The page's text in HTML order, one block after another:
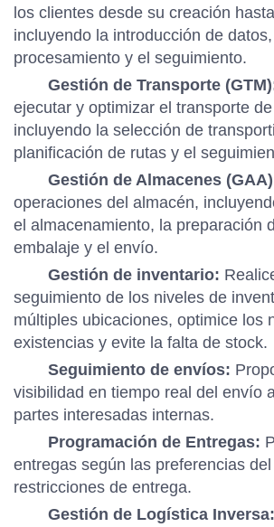
los clientes desde su creación
incluyendo la introducción de datos,
procesamiento y el seguimiento.
Gestión de Transporte
ejecutar y optimizar el transporte
incluyendo la selección de
planificación de rutas y el
Gestión de Almacenes
operaciones del almacén,
el almacenamiento, la preparación
embalaje y el envío.
Gestión de inventario:
seguimiento de los niveles de
múltiples ubicaciones, optimice los
existencias y evite la falta de stock.
Seguimiento de envíos:
visibilidad en tiempo real del envío
partes interesadas internas.
Programación de Entregas:
entregas según las preferencias
restricciones de entrega.
Gestión de Logística Inversa: